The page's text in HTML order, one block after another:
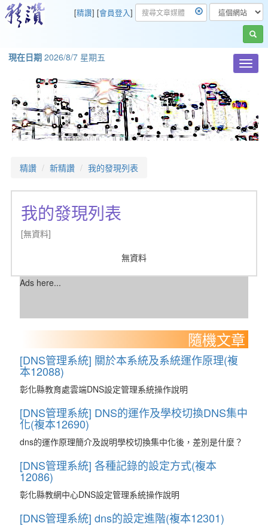
[精讚] [會員登入]
現在日期 2026/8/7 星期五
精讚 新精讚 我的發現列表
我的發現列表
[無資料]
無資料
Ads here...
隨機文章
[DNS管理系統] 關於本系統及系統運作原理(複
本12088)
彰化縣教育處雲端DNS設定管理系統操作說明
[DNS管理系統] DNS的運作及學校切換DNS集中
化(複本12690)
dns的運作原理簡介及說明學校切換集中化後，差別是什麼？
[DNS管理系統] 各種記錄的設定方式(複本
12086)
彰化縣教網中心DNS設定管理系統操作說明
[DNS管理系統] dns的設定進階(複本12301)